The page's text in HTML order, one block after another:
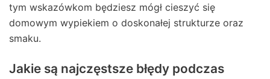
tym wskazówkom będziesz mógł cieszyć się
domowym wypiekiem o doskonałej strukturze oraz
smaku.
Jakie są najczęstsze błędy podczas